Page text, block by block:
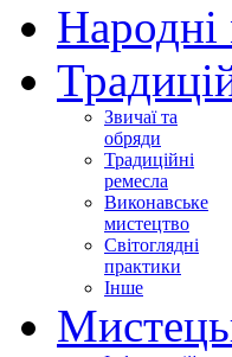
Звичаї та
обряди
Традиційні
ремесла
Виконавське
мистецтво
Світоглядні
практики
Інше